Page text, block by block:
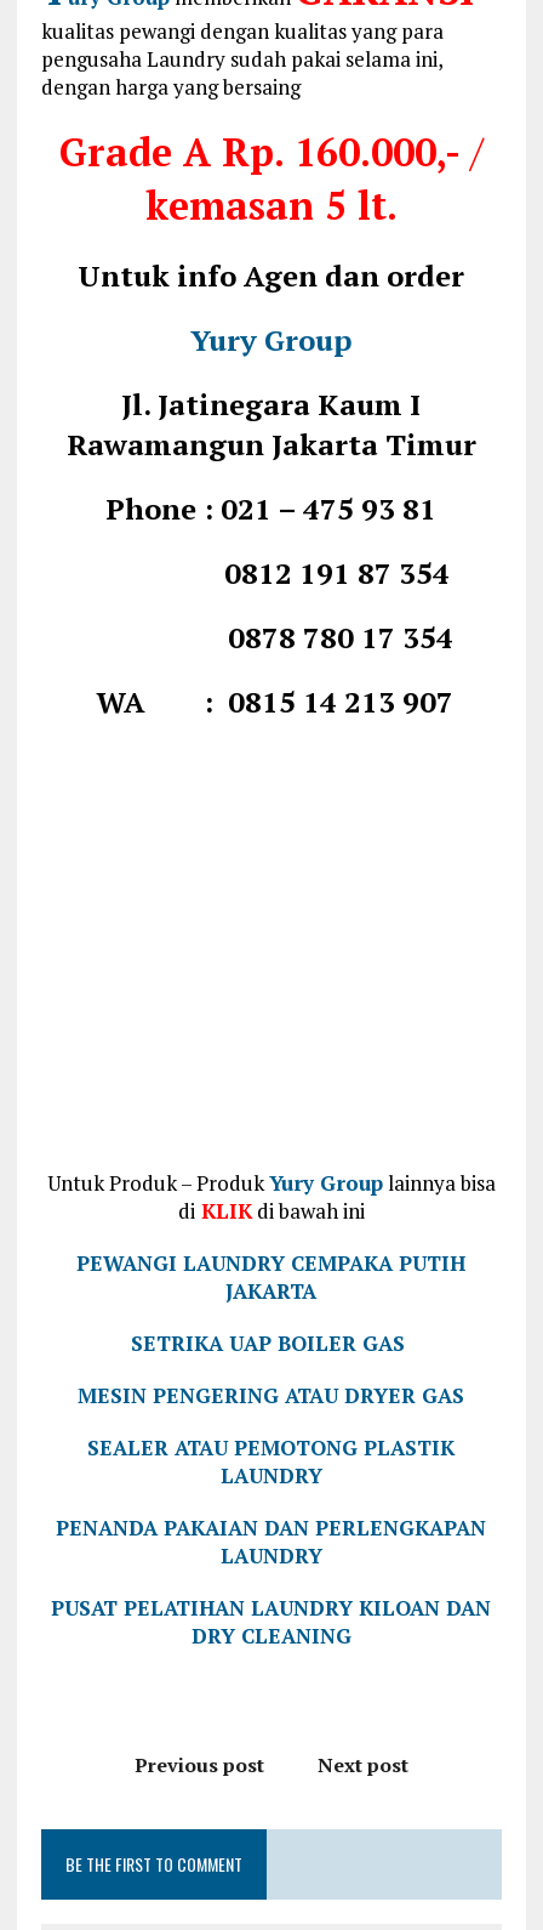
kualitas pewangi dengan kualitas yang para
pengusaha Laundry sudah pakai selama ini,
dengan harga yang bersaing
Grade A Rp. 160.000,- /
kemasan 5 lt.
Untuk info Agen dan order
Yury Group
Jl. Jatinegara Kaum I
Rawamangun Jakarta Timur
Phone : 021 – 475 93 81
0812 191 87 354
0878 780 17 354
WA : 0815 14 213 907
Untuk Produk – ProdukYury Grouplainnya bisa
diKLIK di bawah ini
PEWANGI LAUNDRY CEMPAKA PUTIH
JAKARTA
SETRIKA UAP BOILER GAS
MESIN PENGERING ATAU DRYER GAS
SEALER ATAU PEMOTONG PLASTIK
LAUNDRY
PENANDA PAKAIAN DAN PERLENGKAPAN
LAUNDRY
PUSAT PELATIHAN LAUNDRY KILOAN DAN
DRY CLEANING
Previous post Next post
BE THE FIRST TO COMMENT